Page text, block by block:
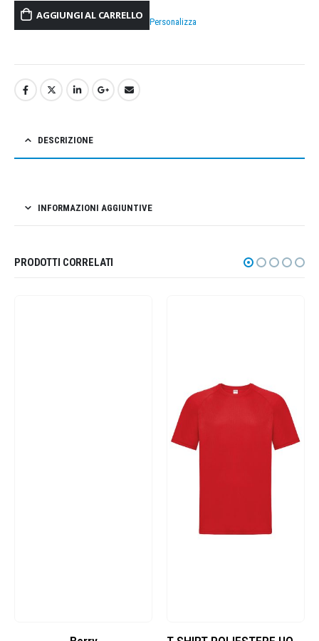
AGGIUNGI AL CARRELLO
Personalizza
DESCRIZIONE
INFORMAZIONI AGGIUNTIVE
PRODOTTI CORRELATI